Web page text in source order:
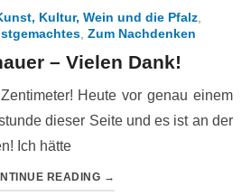
Kultur, Wein und die Pfalz,
, Zum Nachdenken
– Vielen Dank!
Heute vor genau einem
dieser Seite und es ist an der
Ich hätte
READING →